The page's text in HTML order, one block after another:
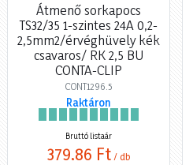
Átmenő sorkapocs
TS32/35 1-szintes 24A 0,2-
2,5mm2/érvéghüvely kék
csavaros/ RK 2,5 BU
CONTA-CLIP
CONT1296.5
Raktáron
Bruttó listaár
379,86 Ft / db